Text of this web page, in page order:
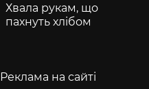
Хвала рукам, що
пахнуть хлібом
Реклама на сайті